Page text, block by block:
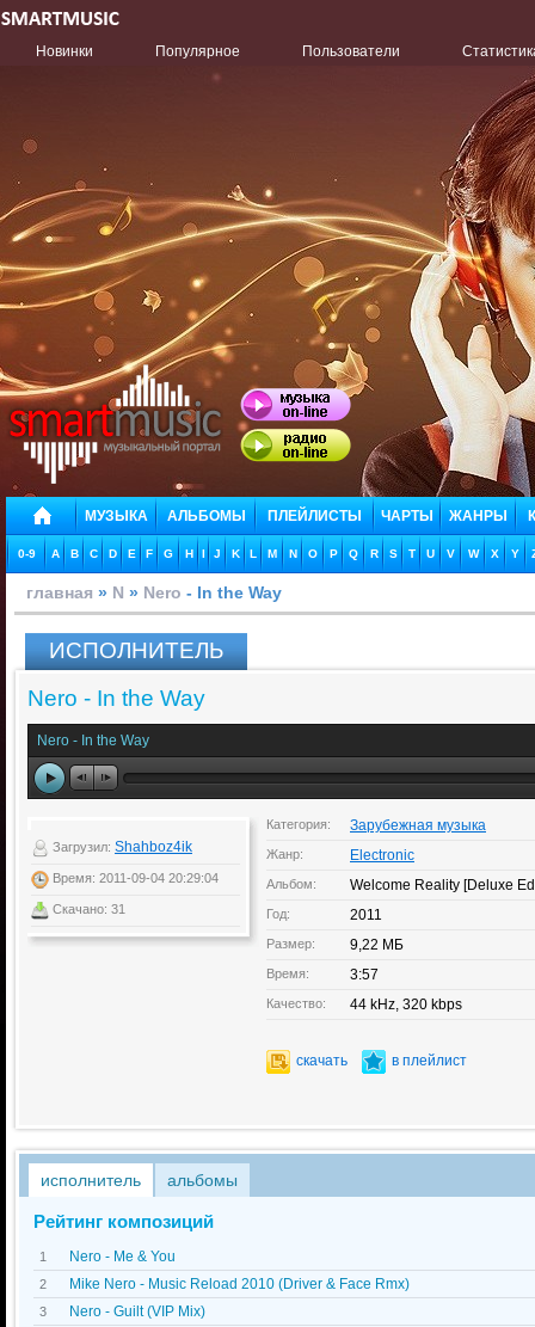
Новинки Популярное Пользователи
МУЗЫКА АЛЬБОМЫ ПЛЕЙЛИСТЫ ЧАРТЫ ЖАНРЫ
0-9 A B C D E F G H I J K L M N O P Q R S T U V W X Y
главная » N » Nero - In the Way
ИСПОЛНИТЕЛЬ
Nero - In the Way
Nero - In the Way
Загрузил: Shahboz4ik
Время: 2011-09-04 20:29:04
Скачано: 31
Категория: Зарубежная музыка
Жанр: Electronic
Альбом: Welcome Reality [Deluxe
Год: 2011
Размер: 9,22 МБ
Время: 3:57
Качество: 44 kHz, 320 kbps
скачать в плейлист
исполнитель альбомы
Рейтинг композиций
1 Nero - Me & You
2 Mike Nero - Music Reload 2010 (Driver & Face Rmx)
3 Nero - Guilt (VIP Mix)